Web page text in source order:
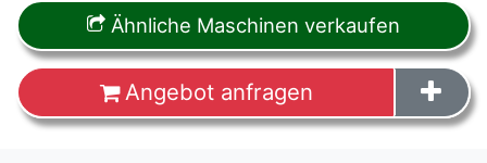
Ähnliche Maschinen verkaufen
Angebot anfragen